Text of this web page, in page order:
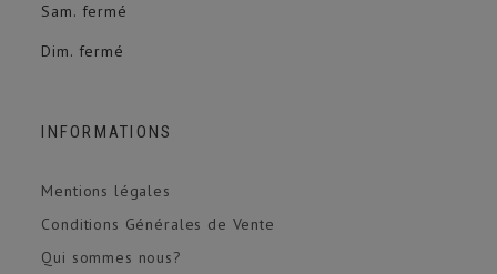
Sam. fermé
Dim. fermé
INFORMATIONS
Mentions légales
Conditions Générales de Vente
Qui sommes nous?